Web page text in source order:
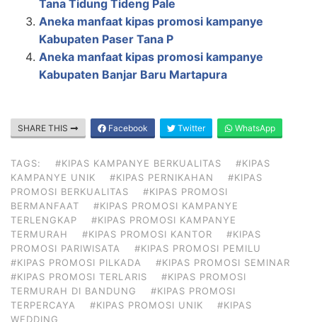
Tana Tidung Tideng Pale
Aneka manfaat kipas promosi kampanye
Kabupaten Paser Tana P
Aneka manfaat kipas promosi kampanye
Kabupaten Banjar Baru Martapura
SHARE THIS Facebook Twitter WhatsApp
TAGS: #KIPAS KAMPANYE BERKUALITAS
#KIPAS
KAMPANYE UNIK
#KIPAS PERNIKAHAN
#KIPAS
PROMOSI BERKUALITAS
#KIPAS PROMOSI
BERMANFAAT
#KIPAS PROMOSI KAMPANYE
TERLENGKAP
#KIPAS PROMOSI KAMPANYE
TERMURAH
#KIPAS PROMOSI KANTOR
#KIPAS
PROMOSI PARIWISATA
#KIPAS PROMOSI PEMILU
#KIPAS PROMOSI PILKADA
#KIPAS PROMOSI SEMINAR
#KIPAS PROMOSI TERLARIS
#KIPAS PROMOSI
TERMURAH DI BANDUNG
#KIPAS PROMOSI
TERPERCAYA
#KIPAS PROMOSI UNIK
#KIPAS
WEDDING